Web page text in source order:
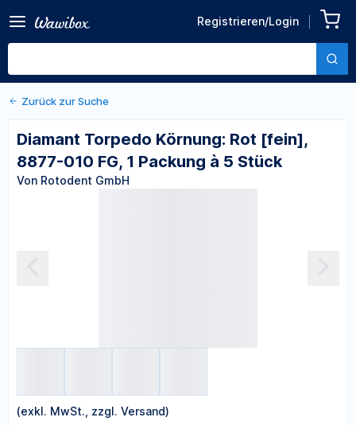
Registrieren/Login
Rot [fein], 8877-010 FG, 1
Packung à 5 Stück
Von Rotodent GmbH
Zurück zu den Produktdetails
Zurück zur Suche
Diamant Torpedo Körnung: Rot [fein],
8877-010 FG, 1 Packung à 5 Stück
Von Rotodent GmbH
(exkl. MwSt., zzgl. Versand)